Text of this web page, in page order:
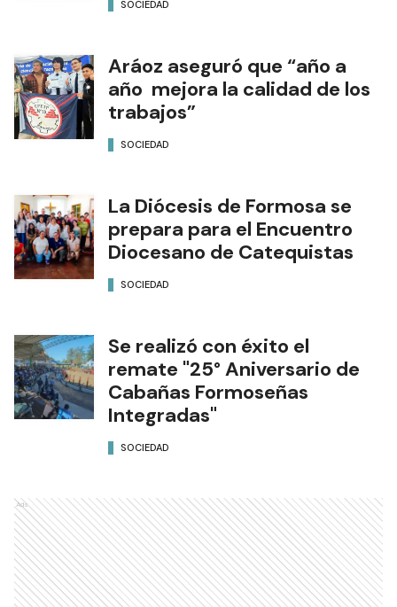
SOCIEDAD
Aráoz aseguró que “año a
año mejora la calidad de los
trabajos”
SOCIEDAD
La Diócesis de Formosa se
prepara para el Encuentro
Diocesano de Catequistas
SOCIEDAD
Se realizó con éxito el
remate "25° Aniversario de
Cabañas Formoseñas
Integradas"
SOCIEDAD
Ads